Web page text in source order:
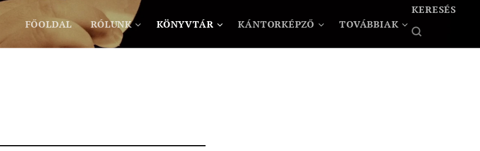
FŐOLDAL RÓLUNK KÖNYVTÁR KÁNTORKÉPZŐ TOVÁBBIAK
KERESÉS